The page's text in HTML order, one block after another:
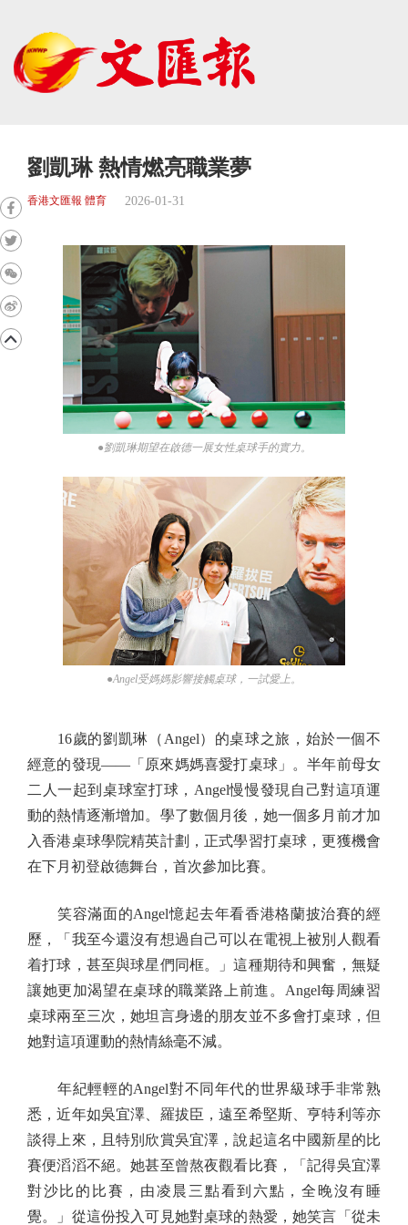
劉凱琳 熱情燃亮職業夢
香港文匯報 體育 2026-01-31
●劉凱琳期望在啟德一展女性桌球手的實力。
●Angel受媽媽影響接觸桌球，一試愛上。
16歲的劉凱琳（Angel）的桌球之旅，始於一個不
經意的發現——「原來媽媽喜愛打桌球」。半年前母女
二人一起到桌球室打球，Angel慢慢發現自己對這項運
動的熱情逐漸增加。學了數個月後，她一個多月前才加
入香港桌球學院精英計劃，正式學習打桌球，更獲機會
在下月初登啟德舞台，首次參加比賽。
笑容滿面的Angel憶起去年看香港格蘭披治賽的經
歷，「我至今還沒有想過自己可以在電視上被別人觀看
着打球，甚至與球星們同框。」這種期待和興奮，無疑
讓她更加渴望在桌球的職業路上前進。Angel每周練習
桌球兩至三次，她坦言身邊的朋友並不多會打桌球，但
她對這項運動的熱情絲毫不減。
年紀輕輕的Angel對不同年代的世界級球手非常熟
悉，近年如吳宜澤、羅拔臣，遠至希堅斯、亨特利等亦
談得上來，且特別欣賞吳宜澤，說起這名中國新星的比
賽便滔滔不絕。她甚至曾熬夜觀看比賽，「記得吳宜澤
對沙比的比賽，由凌晨三點看到六點，全晚沒有睡
覺。」從這份投入可見她對桌球的熱愛，她笑言「從未